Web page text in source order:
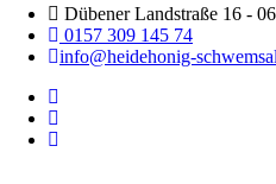
Dübener Landstraße 16 -
0157 309 145 74
info@heidehonig-